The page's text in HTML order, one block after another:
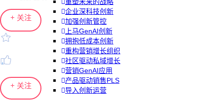
企业深科技创新
加强创新管控
上马GenAI创新
拥抱低成本创新
重构营销增长组织
社区驱动私域增长
营销GenAI应用
产品驱动销售PLS
导入创新运营
+ 关注
+ 关注